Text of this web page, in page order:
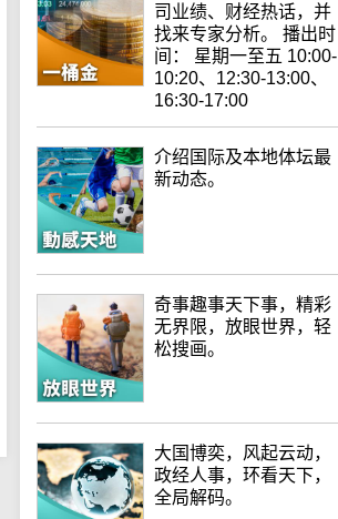
司业绩、财经热话，并
找来专家分析。 播出时
间： 星期一至五 10:00-
10:20、12:30-13:00、
16:30-17:00
介绍国际及本地体坛最
新动态。
奇事趣事天下事，精彩
无界限，放眼世界，轻
松搜画。
大国博奕，风起云动，
政经人事，环看天下，
全局解码。